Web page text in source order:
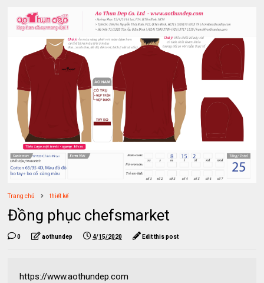
Trang chủ thiết kế
Đồng phục chefsmarket
0 aothundep 4/15/2020 Edit this post
https://www.aothundep.com